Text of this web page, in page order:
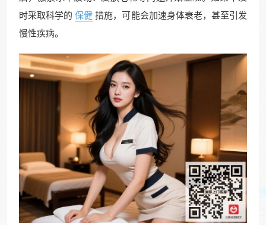
时采取科学的 保健 措施，可能会加速身体衰老，甚至引发
慢性疾病。